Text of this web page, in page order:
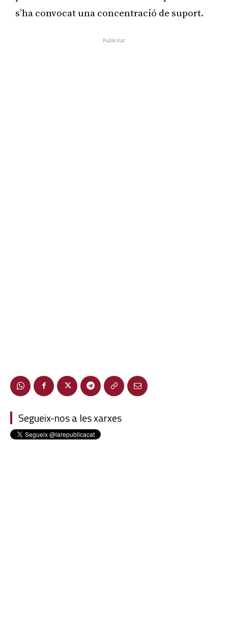
s’ha convocat una concentració de suport.
Publicitat
Segueix-nos a les xarxes